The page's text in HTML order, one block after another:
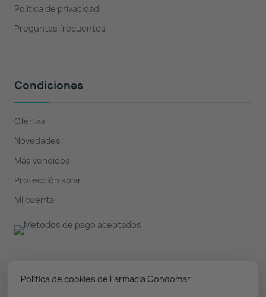
Política de privacidad
Preguntas frecuentes
Condiciones
Ofertas
Novedades
Más vendidos
Protección solar
Mi cuenta
Nuestro boletín
Política de cookies de Farmacia Gondomar